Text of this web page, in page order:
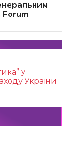
Forum
у
України!